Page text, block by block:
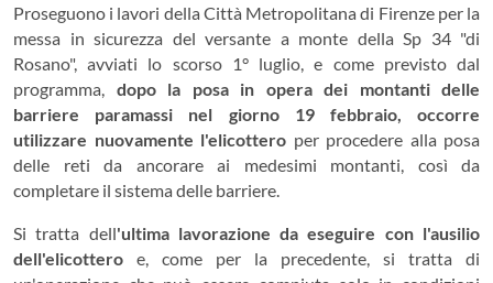
Proseguono i lavori della Città Metropolitana di Firenze per la
messa in sicurezza del versante a monte della Sp 34 "di
Rosano", avviati lo scorso 1° luglio, e come previsto dal
programma, dopo la posa in opera dei montanti delle
barriere paramassi nel giorno 19 febbraio, occorre
utilizzare nuovamente l'elicottero per procedere alla posa
delle reti da ancorare ai medesimi montanti, così da
completare il sistema delle barriere.
Si tratta dell'ultima lavorazione da eseguire con l'ausilio
dell'elicottero e, come per la precedente, si tratta di